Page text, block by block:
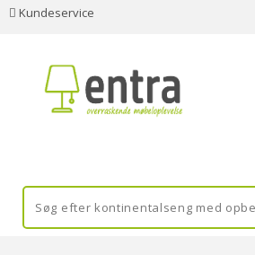
Kundeservice